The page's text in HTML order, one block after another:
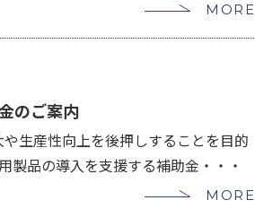
MORE
のご案内
生産性向上を後押しすることを目的
製品の導入を支援する補助金・・・
MORE